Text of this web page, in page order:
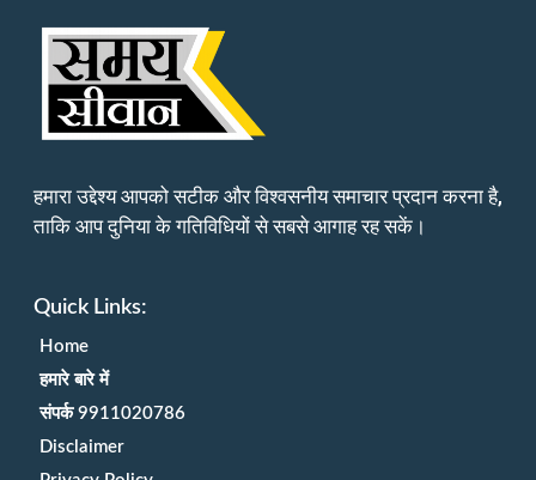
हमारा उद्देश्य आपको सटीक और विश्वसनीय समाचार प्रदान करना है,
ताकि आप दुनिया के गतिविधियों से सबसे आगाह रह सकें।
Quick Links:
Home
हमारे बारे में
संपर्क 9911020786
Disclaimer